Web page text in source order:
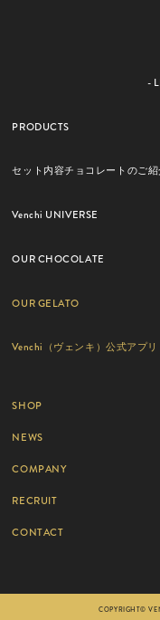
-
PRODUCTS
セット内容チョコレートのご紹
Venchi UNIVERSE
OUR CHOCOLATE
OUR GELATO
Venchi（ヴェンキ）公式アプリ
SHOP
NEWS
COMPANY
RECRUIT
CONTACT
COPYRIGHT©